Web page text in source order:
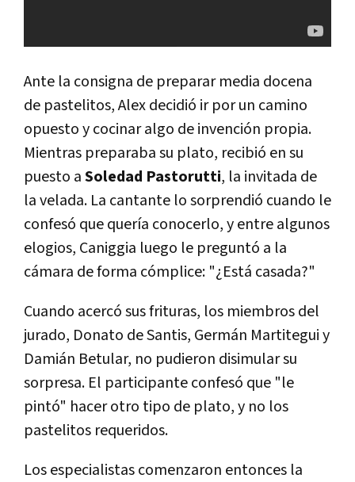
Ante la consigna de preparar media docena
de pastelitos, Alex decidió ir por un camino
opuesto y cocinar algo de invención propia.
Mientras preparaba su plato, recibió en su
puesto aSoledad Pastorutti, la invitada de
la velada. La cantante lo sorprendió cuando le
confesó que quería conocerlo, y entre algunos
elogios, Caniggia luego le preguntó a la
cámara de forma cómplice: "¿Está casada?"
Cuando acercó sus frituras, los miembros del
jurado, Donato de Santis, Germán Martitegui y
Damián Betular, no pudieron disimular su
sorpresa. El participante confesó que "le
pintó" hacer otro tipo de plato, y no los
pastelitos requeridos.
Los especialistas comenzaron entonces la